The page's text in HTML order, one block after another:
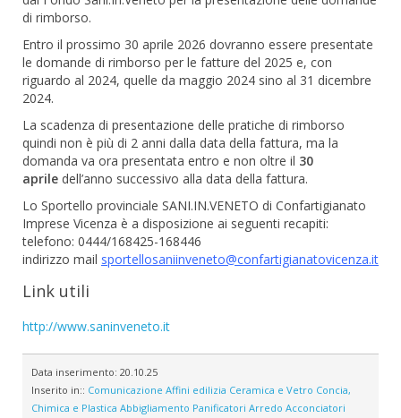
di rimborso.
Entro il prossimo 30 aprile 2026 dovranno essere presentate
le domande di rimborso per le fatture del 2025 e, con
riguardo al 2024, quelle da maggio 2024 sino al 31 dicembre
2024.
La scadenza di presentazione delle pratiche di rimborso
quindi non è più di 2 anni dalla data della fattura, ma la
domanda va ora presentata entro e non oltre il 30
aprile dell’anno successivo alla data della fattura.
Lo Sportello provinciale SANI.IN.VENETO di Confartigianato
Imprese Vicenza è a disposizione ai seguenti recapiti:
telefono: 0444/168425-168446
indirizzo mail sportellosaniinveneto@confartigianatovicenza.it
Link utili
http://www.saninveneto.it
Data inserimento: 20.10.25
Inserito in:: Comunicazione Affini edilizia Ceramica e Vetro Concia,
Chimica e Plastica Abbigliamento Panificatori Arredo Acconciatori